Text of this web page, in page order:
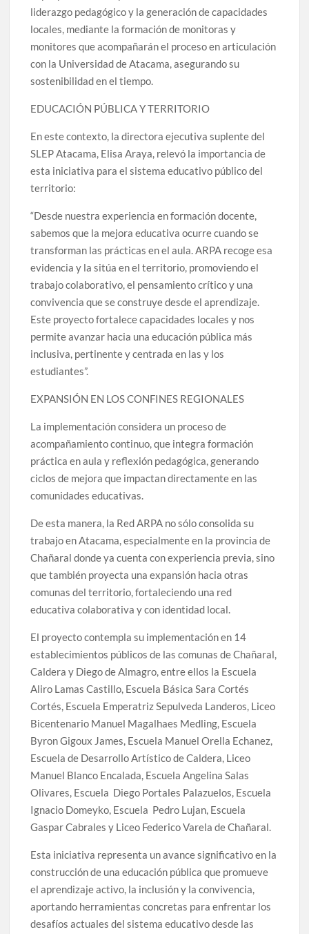
liderazgo pedagógico y la generación de capacidades
locales, mediante la formación de monitoras y
monitores que acompañarán el proceso en articulación
con la Universidad de Atacama, asegurando su
sostenibilidad en el tiempo.
EDUCACIÓN PÚBLICA Y TERRITORIO
En este contexto, la directora ejecutiva suplente del
SLEP Atacama, Elisa Araya, relevó la importancia de
esta iniciativa para el sistema educativo público del
territorio:
“Desde nuestra experiencia en formación docente,
sabemos que la mejora educativa ocurre cuando se
transforman las prácticas en el aula. ARPA recoge esa
evidencia y la sitúa en el territorio, promoviendo el
trabajo colaborativo, el pensamiento crítico y una
convivencia que se construye desde el aprendizaje.
Este proyecto fortalece capacidades locales y nos
permite avanzar hacia una educación pública más
inclusiva, pertinente y centrada en las y los
estudiantes”.
EXPANSIÓN EN LOS CONFINES REGIONALES
La implementación considera un proceso de
acompañamiento continuo, que integra formación
práctica en aula y reflexión pedagógica, generando
ciclos de mejora que impactan directamente en las
comunidades educativas.
De esta manera, la Red ARPA no sólo consolida su
trabajo en Atacama, especialmente en la provincia de
Chañaral donde ya cuenta con experiencia previa, sino
que también proyecta una expansión hacia otras
comunas del territorio, fortaleciendo una red
educativa colaborativa y con identidad local.
El proyecto contempla su implementación en 14
establecimientos públicos de las comunas de Chañaral,
Caldera y Diego de Almagro, entre ellos la Escuela
Aliro Lamas Castillo, Escuela Básica Sara Cortés
Cortés, Escuela Emperatriz Sepulveda Landeros, Liceo
Bicentenario Manuel Magalhaes Medling, Escuela
Byron Gigoux James, Escuela Manuel Orella Echanez,
Escuela de Desarrollo Artístico de Caldera, Liceo
Manuel Blanco Encalada, Escuela Angelina Salas
Olivares, Escuela Diego Portales Palazuelos, Escuela
Ignacio Domeyko, Escuela Pedro Lujan, Escuela
Gaspar Cabrales y Liceo Federico Varela de Chañaral.
Esta iniciativa representa un avance significativo en la
construcción de una educación pública que promueve
el aprendizaje activo, la inclusión y la convivencia,
aportando herramientas concretas para enfrentar los
desafíos actuales del sistema educativo desde las